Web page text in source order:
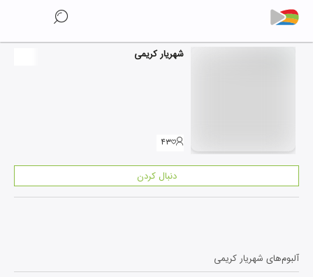
شهریار کریمی
۴۳
دنبال کردن
آلبوم‌های شهریار کریمی